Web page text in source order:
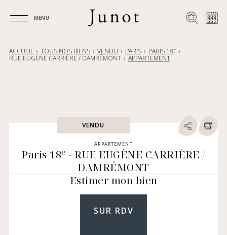
MENU
ACCUEIL TOUS NOS BIENS VENDU PARIS PARIS 18E
RUE EUGÈNE CARRIÈRE / DAMRÉMONT APPARTEMENT
VENDU
APPARTEMENT
Paris 18e - RUE EUGÈNE CARRIÈRE /
DAMRÉMONT
Estimer mon bien
SUR RDV